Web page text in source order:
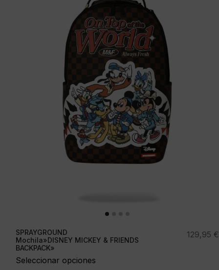
SPRAYGROUND
Mochila»DISNEY MICKEY & FRIENDS
BACKPACK»
Seleccionar opciones
129,95 €